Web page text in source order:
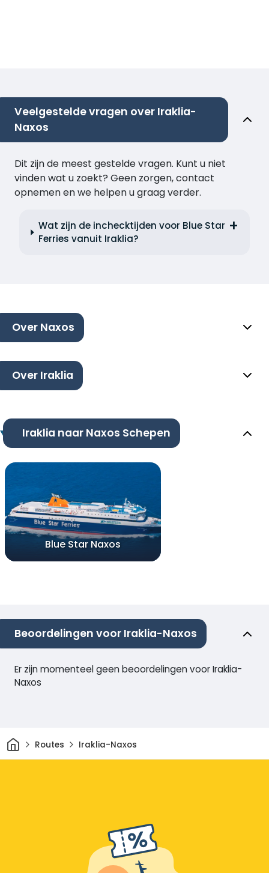
Veelgestelde vragen over Iraklia-
Naxos
Dit zijn de meest gestelde vragen. Kunt u niet
vinden wat u zoekt? Geen zorgen, contact
opnemen en we helpen u graag verder.
Wat zijn de inchecktijden voor Blue Star
Ferries vanuit Iraklia?
Over Naxos
Over Iraklia
Iraklia naar Naxos Schepen
Blue Star Naxos
Beoordelingen voor Iraklia-Naxos
Er zijn momenteel geen beoordelingen voor Iraklia-
Naxos
ThuisRoutes Iraklia-Naxos